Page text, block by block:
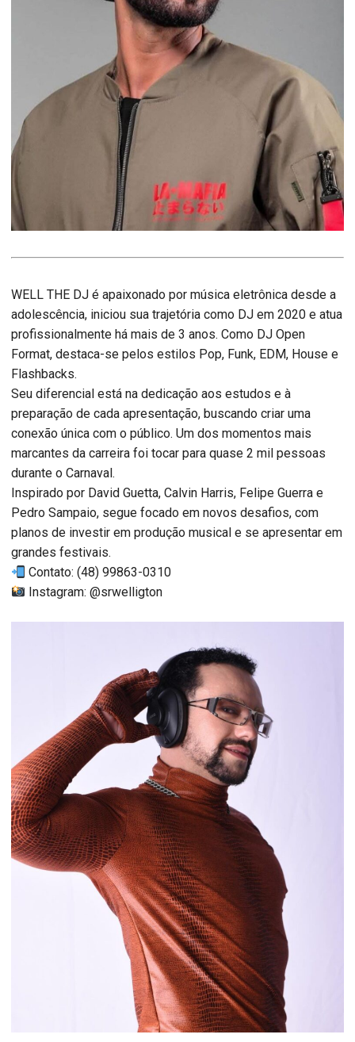
WELL THE DJ é apaixonado por música eletrônica desde a
adolescência, iniciou sua trajetória como DJ em 2020 e atua
profissionalmente há mais de 3 anos. Como DJ Open
Format, destaca-se pelos estilos Pop, Funk, EDM, House e
Flashbacks.
Seu diferencial está na dedicação aos estudos e à
preparação de cada apresentação, buscando criar uma
conexão única com o público. Um dos momentos mais
marcantes da carreira foi tocar para quase 2 mil pessoas
durante o Carnaval.
Inspirado por David Guetta, Calvin Harris, Felipe Guerra e
Pedro Sampaio, segue focado em novos desafios, com
planos de investir em produção musical e se apresentar em
grandes festivais.
Contato: (48) 99863-0310
Instagram: @srwelligton